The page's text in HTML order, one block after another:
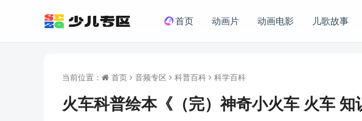
首页 动画片 动画电影 儿歌故事
当前位置： 首页 音频专区 科普百科 科学百科
火车科普绘本《（完）神奇小火车 火车